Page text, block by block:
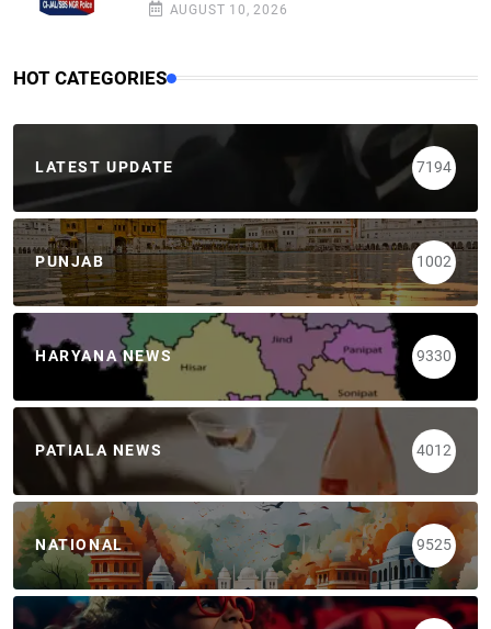
AUGUST 10, 2026
HOT CATEGORIES
LATEST UPDATE 7194
PUNJAB 1002
HARYANA NEWS 9330
PATIALA NEWS 4012
NATIONAL 9525